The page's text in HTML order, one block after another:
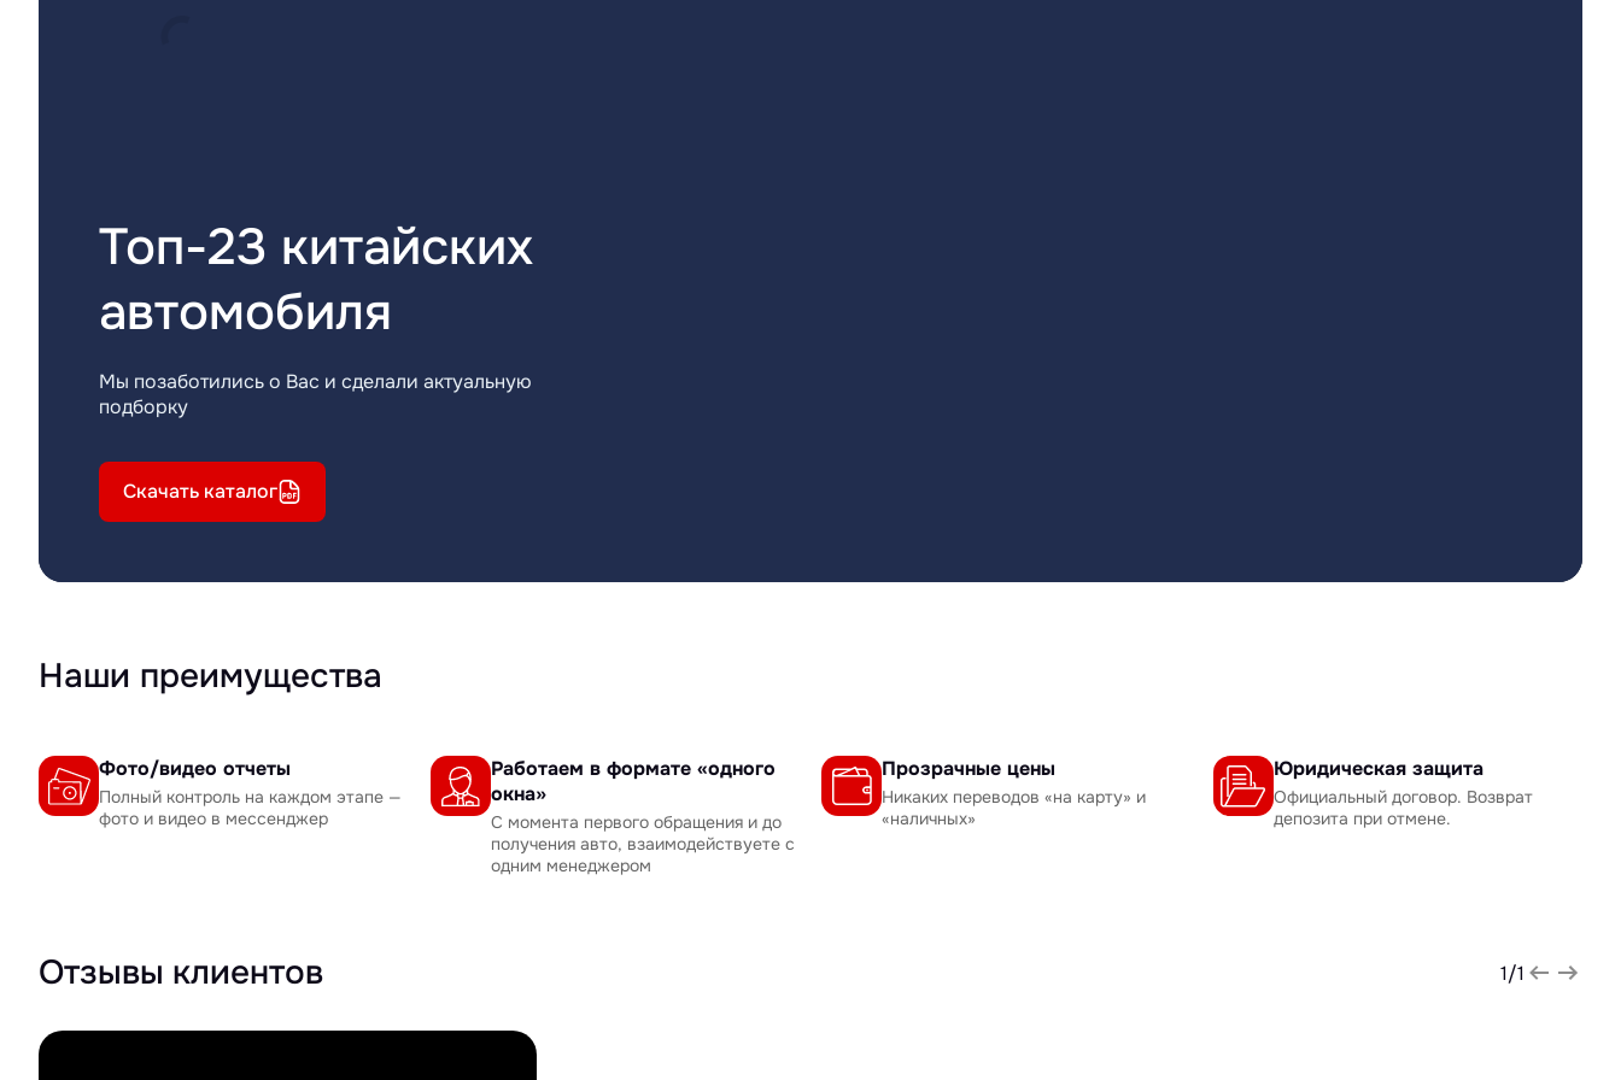
Топ-23 китайских
автомобиля
Мы позаботились о Вас и сделали актуальную
подборку
Скачать каталог
Наши преимущества
Фото/видео отчеты
Полный контроль на каждом этапе —
фото и видео в мессенджер
Работаем в формате «одного
окна»
С момента первого обращения и до
получения авто, взаимодействуете с
одним менеджером
Прозрачные цены
Никаких переводов «на карту» и
«наличных»
Юридическая защита
Официальный договор. Возврат
депозита при отмене.
Отзывы клиентов 1/1